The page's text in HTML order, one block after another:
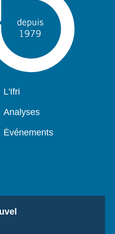
Navigation
L'Ifri
Analyses
Événements